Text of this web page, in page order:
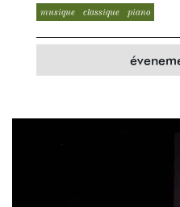
musique classique piano